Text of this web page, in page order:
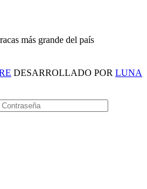
más grande del país
DESARROLLADO POR LUNA